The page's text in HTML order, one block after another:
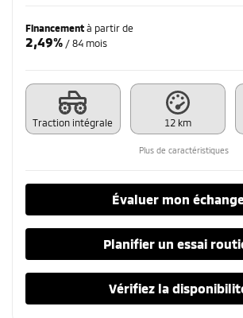
Financement à partir de
2,49% / 84 mois
Traction intégrale 12 km
Plus de caractéristiques
Évaluer mon
Planifier un essai
Vérifiez la